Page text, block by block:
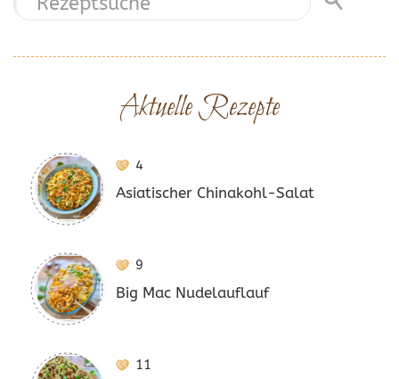
Aktuelle Rezepte
4
Asiatischer Chinakohl-Salat
9
Big Mac Nudelauflauf
11